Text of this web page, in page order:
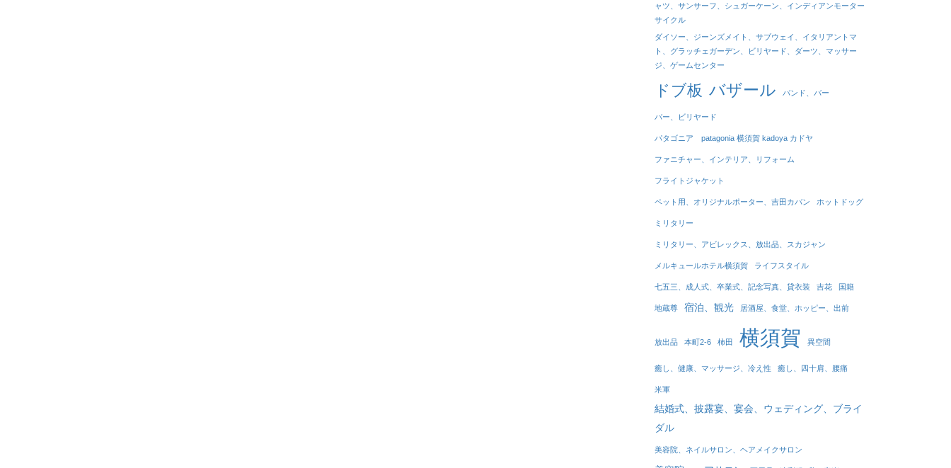
ャツ、サンサーフ、シュガーケーン、インディアンモーター
サイクル
ダイソー、ジーンズメイト、サブウェイ、イタリアントマ
ト、グラッチェガーデン、ビリヤード、ダーツ、マッサー
ジ、ゲームセンター
ドブ板 バザール バンド、バー
バー、ビリヤード
パタゴニア patagonia 横須賀 kadoya カドヤ
ファニチャー、インテリア、リフォーム
フライトジャケット
ペット用、オリジナルポーター、吉田カバン ホットドッグ
ミリタリー
ミリタリー、アビレックス、放出品、スカジャン
メルキュールホテル横須賀 ライフスタイル
七五三、成人式、卒業式、記念写真、貸衣装 吉花 国籍
地蔵尊 宿泊、観光 居酒屋、食堂、ホッピー、出前
放出品 本町2-6 柿田 横須賀 異空間
癒し、健康、マッサージ、冷え性 癒し、四十肩、腰痛
米軍
結婚式、披露宴、宴会、ウェディング、ブライ
ダル
美容院、ネイルサロン、ヘアメイクサロン